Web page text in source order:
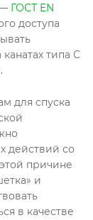
ГОСТ EN
доступа
типа С
для спуска
действий со
причине
и
в качестве